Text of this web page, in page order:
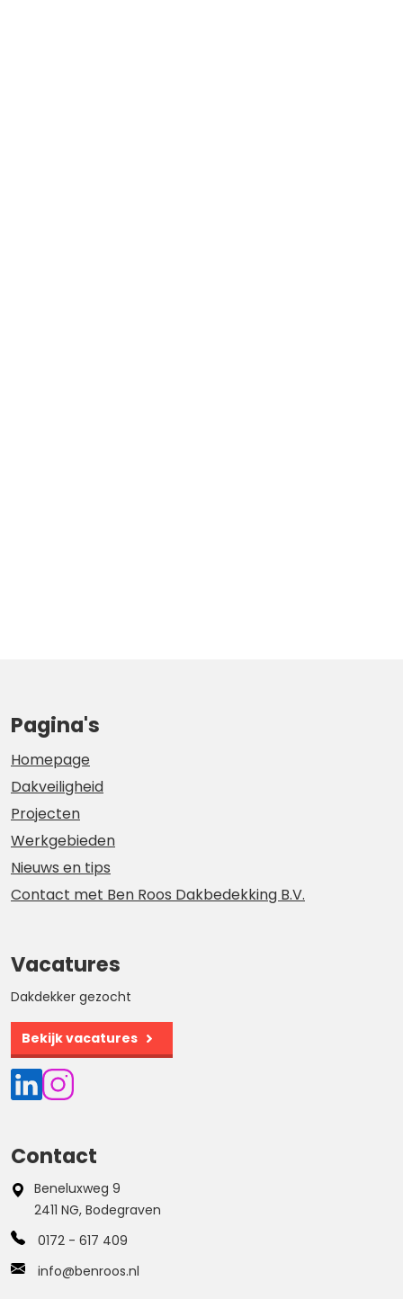
Pagina's
Homepage
Dakveiligheid
Projecten
Werkgebieden
Nieuws en tips
Contact met Ben Roos Dakbedekking B.V.
Vacatures
Dakdekker gezocht
Bekijk vacatures
Contact
Beneluxweg 9
2411 NG, Bodegraven
0172 - 617 409
info@benroos.nl